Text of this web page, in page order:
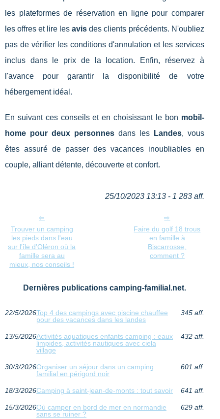
les plateformes de réservation en ligne pour comparer
les offres et lire lesavis des clients précédents. N'oubliez
pas de vérifier les conditions d'annulation et les services
inclus dans le prix de la location. Enfin, réservez à
l'avance pour garantir la disponibilité de votre
hébergement idéal.
En suivant ces conseils et en choisissant le bon mobil-
home pour deux personnesdans les Landes, vous
êtes assuré de passer des vacances inoubliables en
couple, alliant détente, découverte et confort.
25/10/2023 13:13 - 1 283 aff.
Trouver un camping
les pieds dans l'eau
sur l'île d'Oléron où la
famille sera au
mieux, nos conseils !
Faire du golf 18 trous
en famille à
Biscarrosse,
comment ?
Dernières publications camping-familial.net.
22/5/2026Top 4 des campings avec piscine chauffee
pour des vacances dans les landes
345 aff.
13/5/2026Activités aquatiques enfants camping : eaux
limpides, activités nautiques avec ciela
village
432 aff.
30/3/2026Organiser un séjour dans un camping
familial en périgord noir
601 aff.
18/3/2026Camping à saint-jean-de-monts : tout savoir 641 aff.
15/3/2026Où camper en bord de mer en normandie
sans se ruiner ?
629 aff.